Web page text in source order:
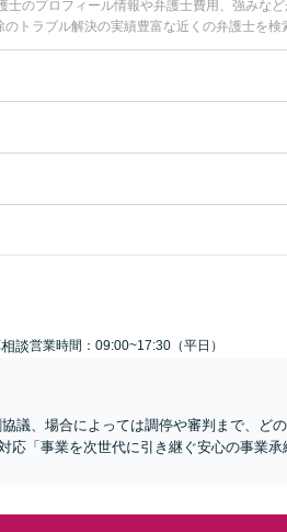
のプロフィール情報や弁護士費用、強みなど
トラブル解決の実績豊富な近くの弁護士を検
すめです。
談営業時間：09:00~17:30（平日）
議、場合によっては調停や審判まで、ど
応「事業を次世代に引き継ぐ安心の事業承